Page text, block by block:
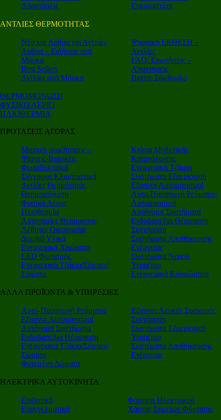
Απαντήσεις
Εγκαταστάτη
ΑΝΤΛΙΕΣ ΘΕΡΜΟΤΗΤΑΣ
Nέα και Αρθρα για Αντλίες
Αρθρα – Ειδήσεις ανά
Μάρκα
Best Sellers
Αντλίες ανά Μάρκα
Ψηφιακή ΕΚΘΕΣΗ –
Αντλίες
FAQ: Ερωτήσεις –
Απαντήσεις
Βρείτε Σύμβουλο
ΘΕΡΜΟΜΟΝΩΣΗ
ΦΥΣΙΚΟ ΑΕΡΙΟ
ΗΛΙΟΘΕΡΜΙΑ
ΠΡΟΤΑΣΕΙΣ ΑΓΟΡΑΣ
Μηχανή αναζήτησης –
Ψάχνεις-Βρίσκεις
Φωτοβολταϊκά
Σύγχρονα Κλιματιστικά
Αντλίες Θερμότητας
Θερμομόνωση
Φυσικό Αέριο
Ηλιοθερμία
Αυτονομίες Θέρμανσης
Λέβητες Οικονομίας
Δομικά Υλικά
Ενεργειακά Χρώματα
LED Φωτισμός
Ενεργειακά Τζάκια/Σόμπες/
Σώματα
Κτίρια Μηδενικής
Κατανάλωσης
Ενεργειακά Τζάμια
Συστήματα Εξαερισμού
Εξυπνοι Αυτοματισμοί
Αυτο-Παραγωγή Ρεύματος
Αυτοματισμοί
Αυτόνομα Συστήματα
Ενδοδαπέδια Θέρμανση
Συντήρηση
Συστήματα Αποθήκευσης
Ενέργειας
Συστήματα Νερού
Υγραέριο
Ενεργειακά Κουφώματα
ΑΛΛΑ ΠΡΟΪΟΝΤΑ & ΥΠΗΡΕΣΙΕΣ
Αυτο-Παραγωγή Ρεύματος
Εξυπνοι Αυτοματισμοί
Αυτόνομα Συστήματα
Ενδοδαπέδια Θέρμανση
Ενεργειακά Τζάκια/Σόμπες/
Σώματα
Φυτεμένα Δώματα
Εξυπνες Λευκές Συσκευές
Συντήρηση
Συστήματα Εξαερισμού
Υγραέριο
Συστήματα Αποθήκευσης
Ενέργειας
ΗΛΕΚΤΡΙΚΑ ΑΥΤΟΚΙΝΗΤΑ
Επιβατικά
Επαγγελματικά
Φόρτιση Ηλεκτρικού
Χάρτης Σημείων Φόρτισης